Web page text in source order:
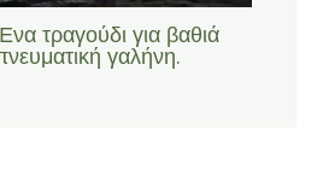
τραγούδι για βαθιά
γαλήνη.